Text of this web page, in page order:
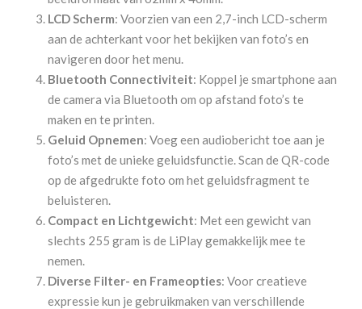
LCD Scherm: Voorzien van een 2,7-inch LCD-scherm
aan de achterkant voor het bekijken van foto’s en
navigeren door het menu.
Bluetooth Connectiviteit: Koppel je smartphone aan
de camera via Bluetooth om op afstand foto’s te
maken en te printen.
Geluid Opnemen: Voeg een audiobericht toe aan je
foto’s met de unieke geluidsfunctie. Scan de QR-code
op de afgedrukte foto om het geluidsfragment te
beluisteren.
Compact en Lichtgewicht: Met een gewicht van
slechts 255 gram is de LiPlay gemakkelijk mee te
nemen.
Diverse Filter- en Frameopties: Voor creatieve
expressie kun je gebruikmaken van verschillende